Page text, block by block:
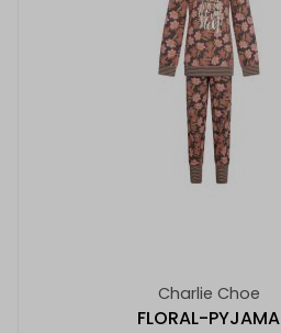
Charlie Choe
FLORAL-PYJAMA